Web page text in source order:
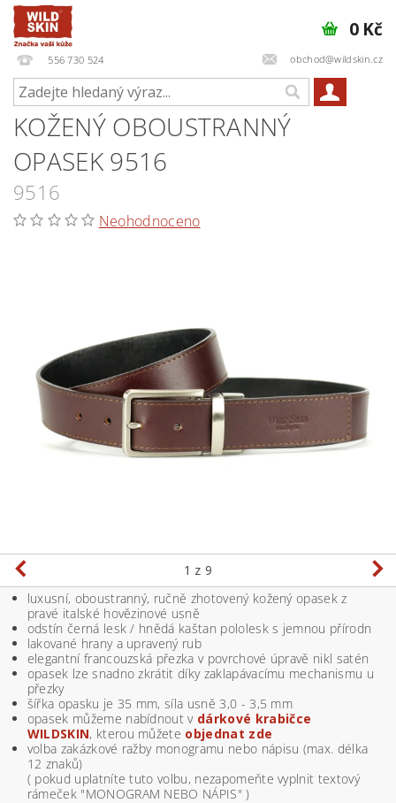
556 730 524 obchod@wildskin.cz
0 Kč
KOŽENÝ OBOUSTRANNÝ
OPASEK 9516
9516
Neohodnoceno
1 z 9
luxusní, oboustranný, ručně zhotovený kožený opasek z
pravé italské hovězinové usně
odstín černá lesk / hnědá kaštan pololesk s jemnou přírodn
lakované hrany a upravený rub
elegantní francouzská přezka v povrchové úpravě nikl satén
opasek lze snadno zkrátit díky zaklapávacímu mechanismu u
přezky
šířka opasku je 35 mm, síla usně 3,0 - 3,5 mm
opasek můžeme nabídnout v dárkové krabičce
WILDSKIN, kterou můžete objednat zde
volba zakázkové ražby monogramu nebo nápisu (max. délka
12 znaků)
( pokud uplatníte tuto volbu, nezapomeňte vyplnit textový
rámeček "MONOGRAM NEBO NÁPIS" )